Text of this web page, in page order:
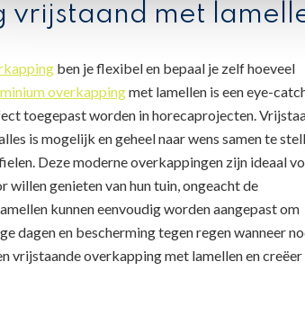
vrijstaand met
ben je flexibel en bepaal je zelf hoeveel
overkappingmet lamellen is een eye-
toegepast worden in horecaprojecten.
is mogelijk en geheel naar wens samen te
Deze moderne overkappingen zijn ideaal
willen genieten van hun tuin, ongeacht de
kunnen eenvoudig worden aangepast om
dagen en bescherming tegen regen wanneer
vrijstaande overkapping met lamellen en creëer